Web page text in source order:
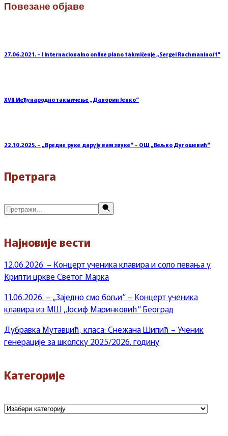
Повезане објаве
27.06.2021. – I Internacionalno online piano takmičenje „Sergei Rachmaninoff“
XVII Међународно такмичење „Даворин Јенко“
22.10.2025. – „Вредне руке дарују вам звуке“ – ОШ „Вељко Дугошевић“
Претрага
Претражи
Најновије вести
12.06.2026. – Концерт ученика клавира и соло певања у
Крипти цркве Светог Марка
11.06.2026. – „Заједно смо бољи“ – Концерт ученика
клавира из МШ „Јосиф Маринковић“ Београд
Дубравка Мутавџић, класа: Снежана Шипић – Ученик
генерације за школску 2025/2026. годину
Категорије
Категорије